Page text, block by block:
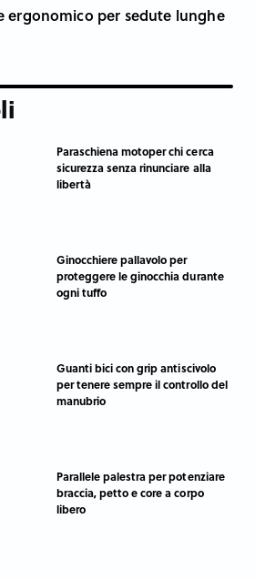
ergonomico per sedute lunghe
Paraschiena motoper chi cerca
sicurezza senza rinunciare alla
libertà
Ginocchiere pallavolo per
proteggere le ginocchia durante
ogni tuffo
Guanti bici con grip antiscivolo
per tenere sempre il controllo del
manubrio
Parallele palestra per potenziare
braccia, petto e core a corpo
libero